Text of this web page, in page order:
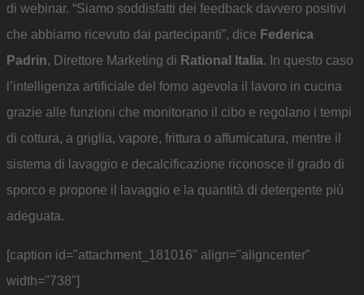
di webinar. “Siamo soddisfatti dei feedback davvero positivi
che abbiamo ricevuto dai partecipanti”, dice Federica
Padrin, Direttore Marketing di Rational Italia. In questo caso
l’intelligenza artificiale del forno agevola il lavoro in cucina
grazie alle funzioni che monitorano il cibo e regolano i tempi
di cottura, a griglia, vapore, frittura o affumicatura, mentre il
sistema di lavaggio e decalcificazione riconosce il grado di
sporco e propone il lavaggio e la quantità di detergente più
adeguata.
[caption id="attachment_181016" align="aligncenter"
width="738"]